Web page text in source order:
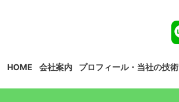
HOME 会社案内 プロフィール・当社の技術